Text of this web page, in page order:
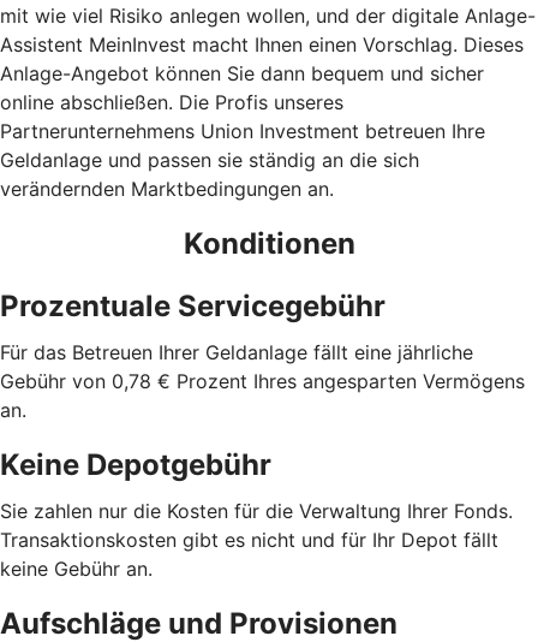
mit wie viel Risiko anlegen wollen, und der digitale Anlage-
Assistent MeinInvest macht Ihnen einen Vorschlag. Dieses
Anlage-Angebot können Sie dann bequem und sicher
online abschließen. Die Profis unseres
Partnerunternehmens Union Investment betreuen Ihre
Geldanlage und passen sie ständig an die sich
verändernden Marktbedingungen an.
Konditionen
Prozentuale Servicegebühr
Für das Betreuen Ihrer Geldanlage fällt eine jährliche
Gebühr von 0,78 € Prozent Ihres angesparten Vermögens
an.
Keine Depotgebühr
Sie zahlen nur die Kosten für die Verwaltung Ihrer Fonds.
Trans­aktions­kosten gibt es nicht und für Ihr Depot fällt
keine Gebühr an.
Aufschläge und Provisionen